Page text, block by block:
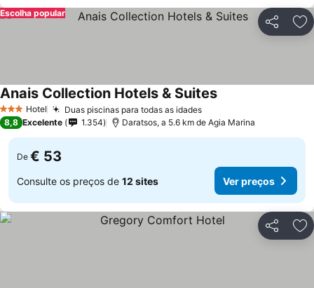
Partilhar
Escolha popular
3 EstrelasHotel Duas piscinas para todas as idadesVer preços
Anais Collection Hotels & SuitesVer preços
8,8 Excelente 1.354 Daratsos, a 5.6 km de Agia Marina
De € 53
Consulte os preços de 12 sites Ver preços
Partilhar